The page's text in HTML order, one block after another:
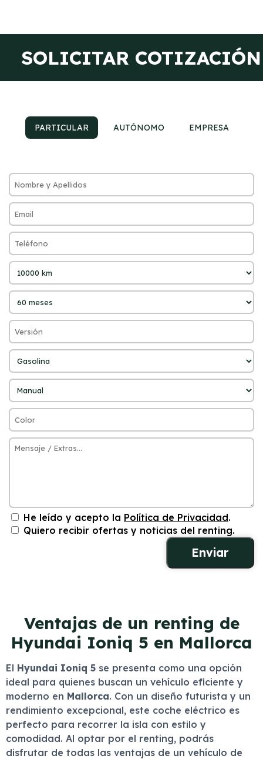
SOLICITAR COTIZACIÓN
PARTICULAR AUTÓNOMO EMPRESA
He leído y acepto la Política de Privacidad.
Quiero recibir ofertas y noticias del renting.
Ventajas de un renting de
Hyundai Ioniq 5 en Mallorca
El Hyundai Ioniq 5 se presenta como una opción
ideal para quienes buscan un vehículo eficiente y
moderno en Mallorca. Con un diseño futurista y un
rendimiento excepcional, este coche eléctrico es
perfecto para recorrer la isla con estilo y
comodidad. Al optar por el renting, podrás
disfrutar de todas las ventajas de un vehículo de